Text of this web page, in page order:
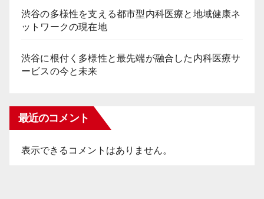
渋谷の多様性を支える都市型内科医療と地域健康ネ
ットワークの現在地
渋谷に根付く多様性と最先端が融合した内科医療サ
ービスの今と未来
最近のコメント
表示できるコメントはありません。